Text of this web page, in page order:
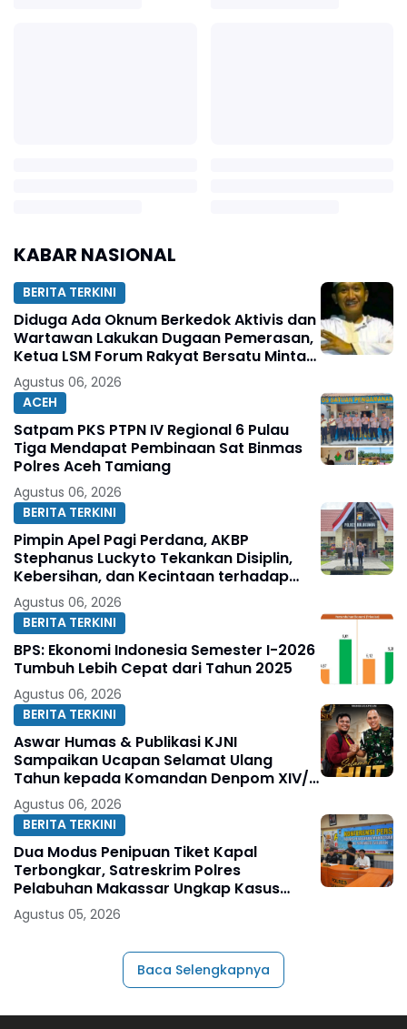
KABAR NASIONAL
BERITA TERKINI
Diduga Ada Oknum Berkedok Aktivis dan
Wartawan Lakukan Dugaan Pemerasan,
Ketua LSM Forum Rakyat Bersatu Minta
Aparat Bertindak
Agustus 06, 2026
ACEH
Satpam PKS PTPN IV Regional 6 Pulau
Tiga Mendapat Pembinaan Sat Binmas
Polres Aceh Tamiang
Agustus 06, 2026
BERITA TERKINI
Pimpin Apel Pagi Perdana, AKBP
Stephanus Luckyto Tekankan Disiplin,
Kebersihan, dan Kecintaan terhadap
Organisasi
Agustus 06, 2026
BERITA TERKINI
BPS: Ekonomi Indonesia Semester I-2026
Tumbuh Lebih Cepat dari Tahun 2025
Agustus 06, 2026
BERITA TERKINI
Aswar Humas & Publikasi KJNI
Sampaikan Ucapan Selamat Ulang
Tahun kepada Komandan Denpom XIV/4
Makassar
Agustus 06, 2026
BERITA TERKINI
Dua Modus Penipuan Tiket Kapal
Terbongkar, Satreskrim Polres
Pelabuhan Makassar Ungkap Kasus
Menonjol
Agustus 05, 2026
Baca Selengkapnya